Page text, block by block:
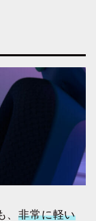
、非常に軽い